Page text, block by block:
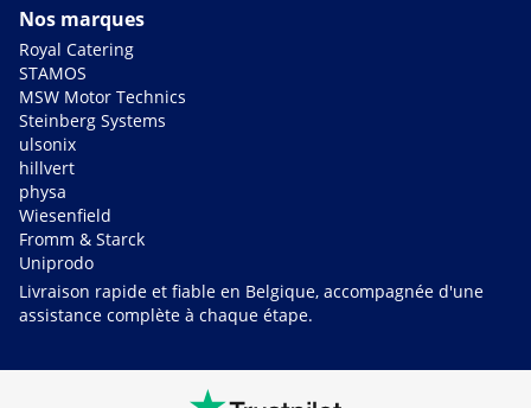
Nos marques
Royal Catering
STAMOS
MSW Motor Technics
Steinberg Systems
ulsonix
hillvert
physa
Wiesenfield
Fromm & Starck
Uniprodo
Livraison rapide et fiable en Belgique, accompagnée d'une
assistance complète à chaque étape.